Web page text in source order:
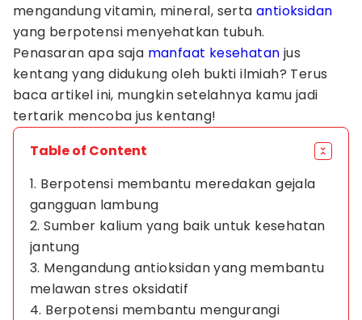
mengandung vitamin, mineral, serta antioksidan
yang berpotensi menyehatkan tubuh.
Penasaran apa saja manfaat kesehatan jus
kentang yang didukung oleh bukti ilmiah? Terus
baca artikel ini, mungkin setelahnya kamu jadi
tertarik mencoba jus kentang!
Table of Content
1. Berpotensi membantu meredakan gejala
gangguan lambung
2. Sumber kalium yang baik untuk kesehatan
jantung
3. Mengandung antioksidan yang membantu
melawan stres oksidatif
4. Berpotensi membantu mengurangi